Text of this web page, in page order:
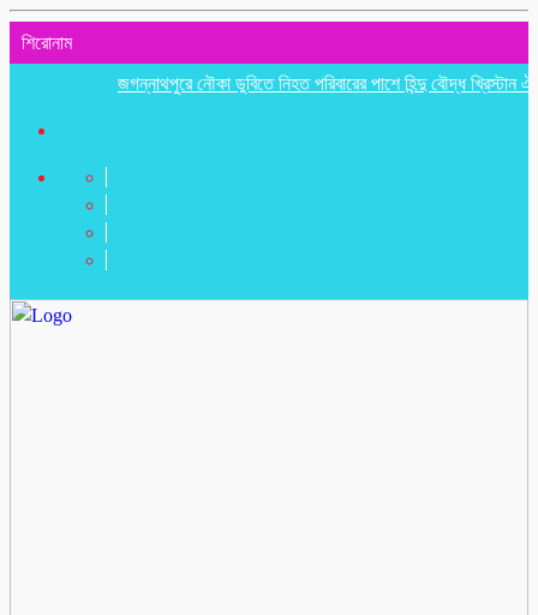
শিরোনাম
জগন্নাথপুরে নৌকা ডুবিতে নিহত পরিবারের পাশে হিন্দু বৌদ্ধ খ্রিস্টান ঐক্য